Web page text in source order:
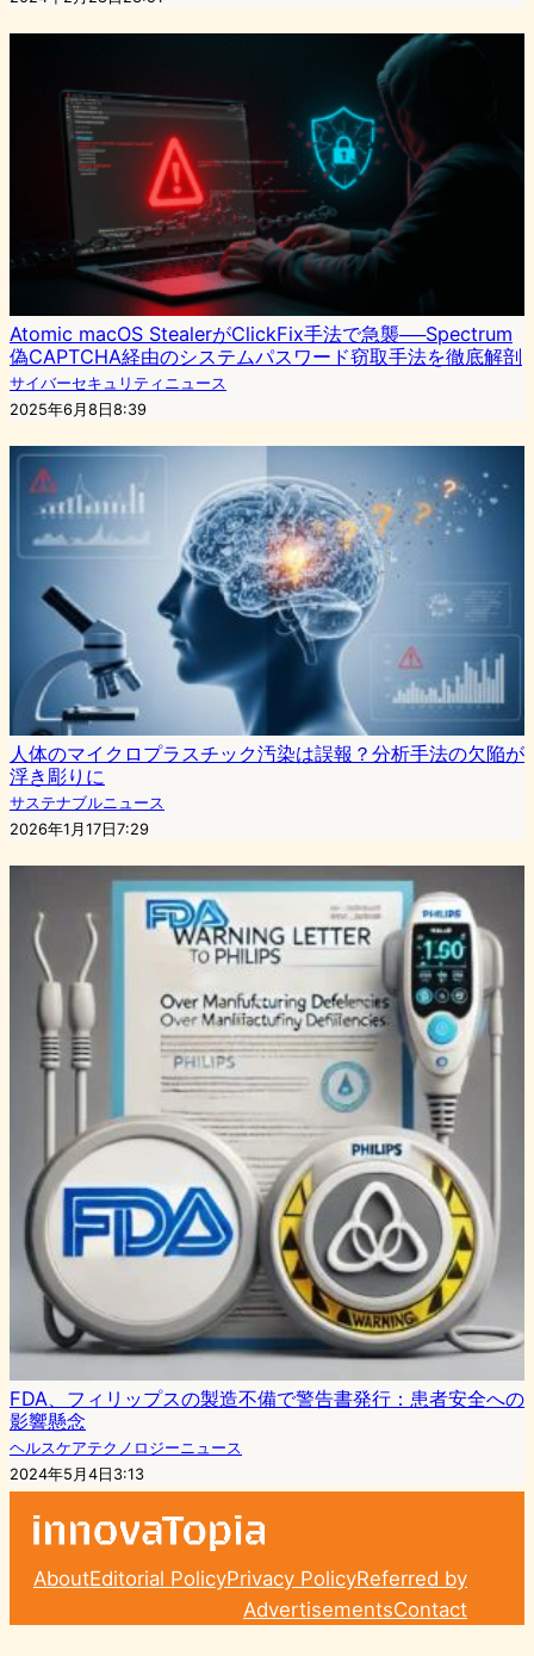
Atomic macOS StealerがClickFix手法で急襲──Spectrum
偽CAPTCHA経由のシステムパスワード窃取手法を徹底解剖
サイバーセキュリティニュース
2025年6月8日8:39
人体のマイクロプラスチック汚染は誤報？分析手法の欠陥が
浮き彫りに
サステナブルニュース
2026年1月17日7:29
FDA、フィリップスの製造不備で警告書発行：患者安全への
影響懸念
ヘルスケアテクノロジーニュース
2024年5月4日3:13
AboutEditorial PolicyPrivacy PolicyReferred by
AdvertisementsContact